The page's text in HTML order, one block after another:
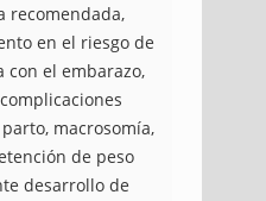
recomendada,
en el riesgo de
con el embarazo,
macrosomía,
de peso
desarrollo de